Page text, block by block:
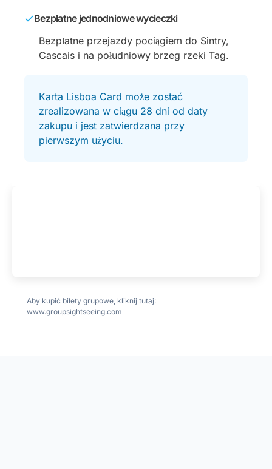
Bezpłatne jednodniowe wycieczki
Bezpłatne przejazdy pociągiem do Sintry,
Cascais i na południowy brzeg rzeki Tag.
Karta Lisboa Card może zostać
zrealizowana w ciągu 28 dni od daty
zakupu i jest zatwierdzana przy
pierwszym użyciu.
Aby kupić bilety grupowe, kliknij tutaj:
www.groupsightseeing.com